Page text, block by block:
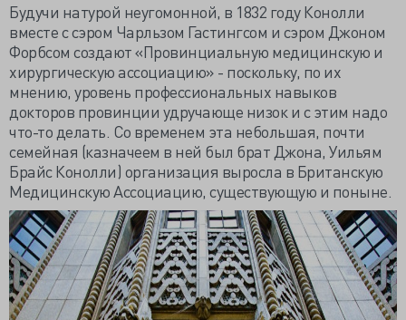
Будучи натурой неугомонной, в 1832 году Конолли
вместе с сэром Чарльзом Гастингсом и сэром Джоном
Форбсом создают «Провинциальную медицинскую и
хирургическую ассоциацию» - поскольку, по их
мнению, уровень профессиональных навыков
докторов провинции удручающе низок и с этим надо
что-то делать. Со временем эта небольшая, почти
семейная (казначеем в ней был брат Джона, Уильям
Брайс Конолли) организация выросла в Британскую
Медицинскую Ассоциацию, существующую и поныне.